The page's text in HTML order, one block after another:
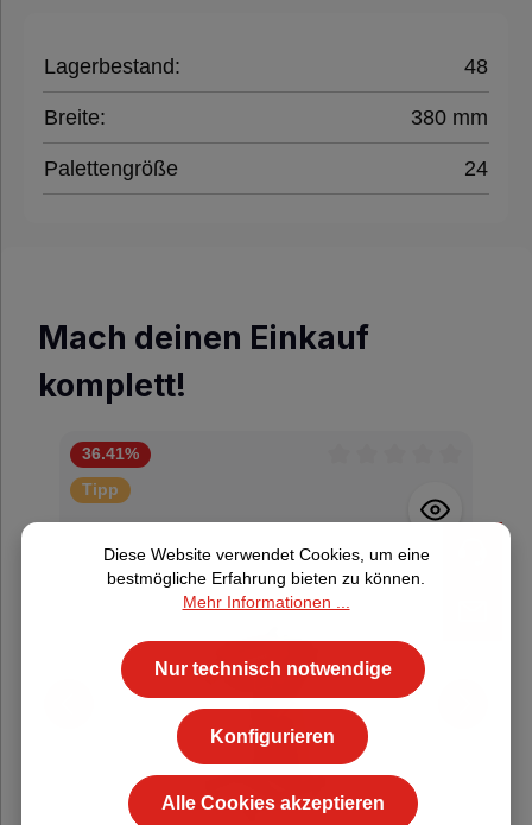
Lagerbestand: 48
Breite: 380 mm
Palettengröße 24
Mach deinen Einkauf
komplett!
36.41%
Tipp
Diese Website verwendet Cookies, um eine
bestmögliche Erfahrung bieten zu können.
Mehr Informationen ...
Nur technisch notwendige
Konfigurieren
Alle Cookies akzeptieren